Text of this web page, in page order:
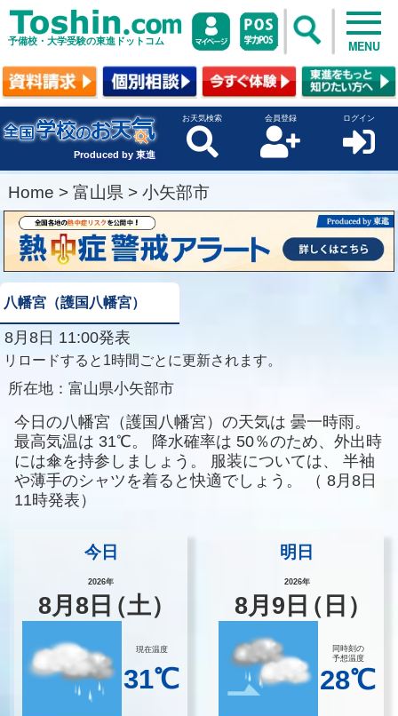
予備校・大学受験の東進ドットコム MENU
Produced by 東進
お天気検索 会員登録 ログイン
Home > 富山県 > 小矢部市
八幡宮（護国八幡宮）
8月8日 11:00発表
リロードすると1時間ごとに更新されます。
所在地： 富山県小矢部市
今日の八幡宮（護国八幡宮）の天気は 曇一時雨。
最高気温は 31℃。 降水確率は 50％のため、外出時
には傘を持参しましょう。
服装については、
半袖
や薄手のシャツを着ると快適でしょう。
（ 8月8日
11時発表）
今日
2026年
8月8 日（土）
現在温度
31℃
明日
2026年
8月 9 日（日）
同時刻の
予想温度
28℃